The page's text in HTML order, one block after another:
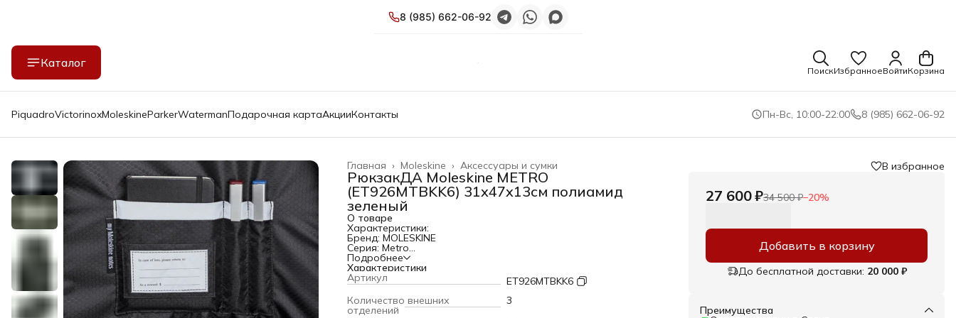
8 (985) 662-06-92
Каталог
ПоискИзбранноеВойтиКорзина
PiquadroVictorinoxMoleskineParkerWatermanПодарочная картаАкцииКонтакты Пн-Вс, 10:00-22:00 8 (985) 662-06-92
Аксессуары и сумки
Moleskine ›
Главная ›
РюкзакДА Moleskine METRO
(ET926MTBKK6) 31x47x13см полиамид
зеленый
О товаре
Характеристики:
Бренд: MOLESKINE
Серия: Metro
Тип: Рюкзак
PartNumber/Артикул Производителя: ET926MTBKK6
Внешние размеры: 31x47x13см
Цвет: зеленый
Габариты упаковки (ед) ДхШхВ: 0.36x0.191x0.43 м
Вес упаковки (ед): 0.9 кг
Подробнее
Характеристики
Артикул
ET926MTBKK6
Количество внешних
отделений
3
В избранное
27 600 ₽34 500 ₽−20%
Добавить в корзину
До бесплатной доставки: 20 000 ₽
Преимущества